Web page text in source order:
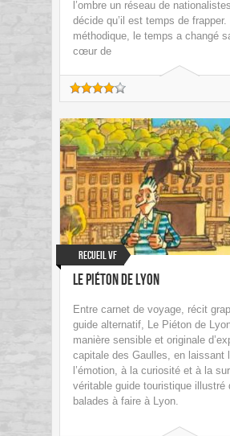
l’ombre un réseau de
décide qu’il est temps de
méthodique, le temps a changé
cœur de
Recueil VF
Le piéton de Lyon
Entre carnet de voyage, récit
guide alternatif, Le Piéton de
manière sensible et originale
capitale des Gaulles, en laissant
l’émotion, à la curiosité et à la
véritable guide touristique illustré
balades à faire à Lyon.